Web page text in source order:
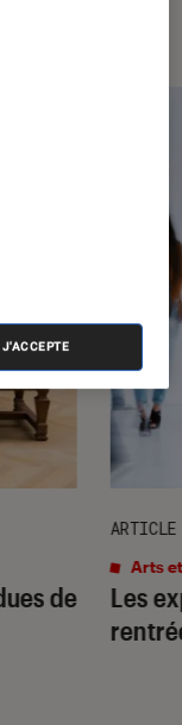
de
Les
ARTICLE
Arts
J'ACCEPTE